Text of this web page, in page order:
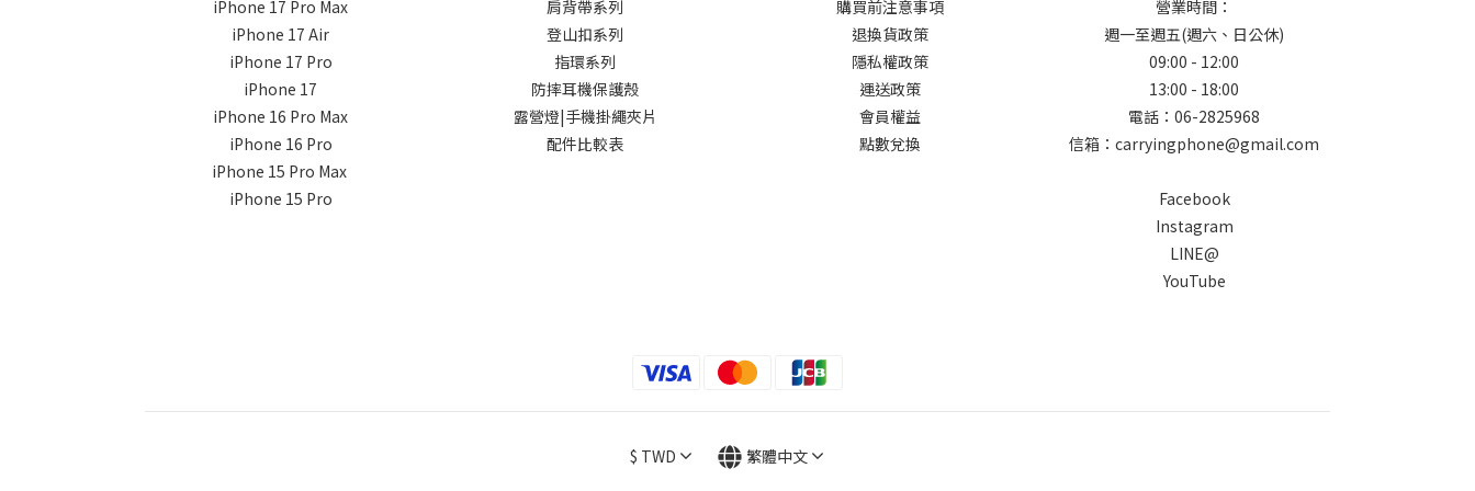
iPhone 17 Pro Max
iPhone 17 Air
iPhone 17 Pro
iPhone 17
iPhone 16 Pro Max
iPhone 16 Pro
iPhone 15 Pro Max
iPhone 15 Pro
肩背帶系列
登山扣系列
指環系列
防摔耳機保護殼
露營燈|手機掛繩夾片
配件比較表
購買前注意事項
退換貨政策
隱私權政策
運送政策
會員權益
點數兌換
營業時間：
週一至週五(週六、日公休)
09:00 - 12:00
13:00 - 18:00
電話：06-2825968
信箱：carryingphone@gmail.com
Facebook
Instagram
LINE@
YouTube
$ TWD 繁體中文